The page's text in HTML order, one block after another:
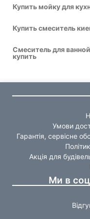
Купить мойку для
Купить смеситель
Смеситель для ванной
купить
Умови
Гарантія, сервісне
Акція для
Ми в